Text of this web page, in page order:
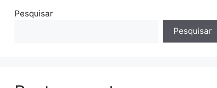
Pesquisar
Pesquisar